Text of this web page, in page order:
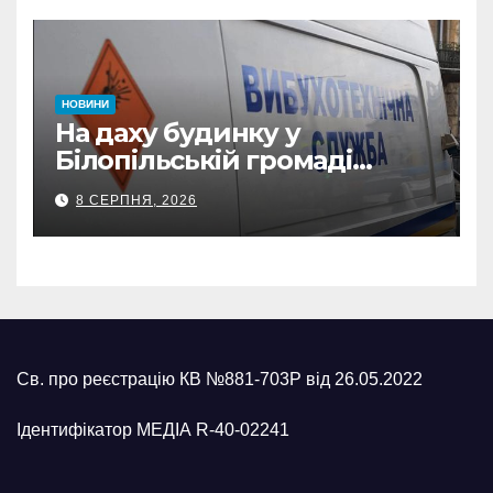
НОВИНИ
На даху будинку у
Білопільській громаді
знайшли 120-мм міну
8 СЕРПНЯ, 2026
Св. про реєстрацію КВ №881-703Р від 26.05.2022
Ідентифікатор МЕДІА R-40-02241